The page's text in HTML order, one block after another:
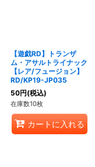
【遊戯RD】トランザ
ム・アサルトライナック
【レア/フュージョン】
RD/KP19-JP035
50円(税込)
在庫数10枚
カートに入れる